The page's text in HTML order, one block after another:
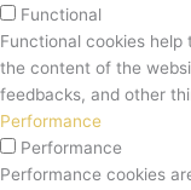
Functional
Functional cookies
the content of the
feedbacks, and other
Performance
Performance
Performance cookies